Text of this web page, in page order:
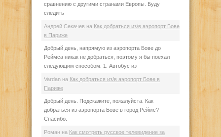
сравнению с другими странами Европы. Буду
следить
Андрей Секачев на Как добраться из/в аэропорт Бове
в Париже
Добрый день, напрямую из аэропорта Бове до
Реймса никак не добраться, поэтому я бы поехал
следующим способом. 1. Автобус из
Vardan на Как добраться из/в аэропорт Бове в
Париже
Добрый день. Подскажите, пожалуйста. Как
добраться из аэропорта Бове в город Реймс?
Спасибо.
Роман на Как смотреть русское телевидение за